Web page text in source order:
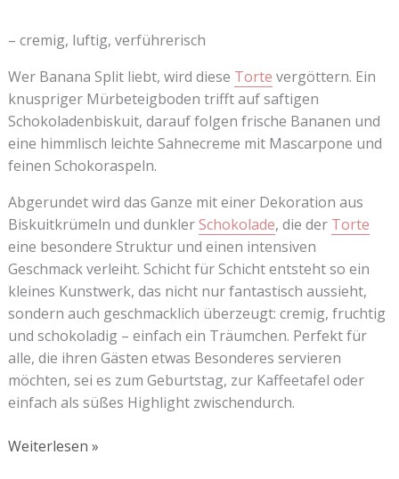
– cremig, luftig, verführerisch
Wer Banana Split liebt, wird diese Torte vergöttern. Ein
knuspriger Mürbeteigboden trifft auf saftigen
Schokoladenbiskuit, darauf folgen frische Bananen und
eine himmlisch leichte Sahnecreme mit Mascarpone und
feinen Schokoraspeln.
Abgerundet wird das Ganze mit einer Dekoration aus
Biskuitkrümeln und dunklerSchokolade, die der Torte
eine besondere Struktur und einen intensiven
Geschmack verleiht. Schicht für Schicht entsteht so ein
kleines Kunstwerk, das nicht nur fantastisch aussieht,
sondern auch geschmacklich überzeugt: cremig, fruchtig
und schokoladig – einfach ein Träumchen. Perfekt für
alle, die ihren Gästen etwas Besonderes servieren
möchten, sei es zum Geburtstag, zur Kaffeetafel oder
einfach als süßes Highlight zwischendurch.
Weiterlesen »